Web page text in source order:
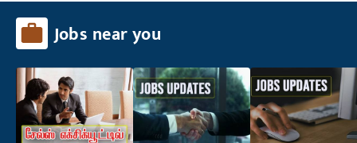
Jobs near you